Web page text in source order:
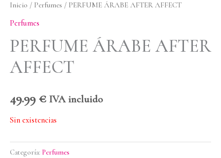
Inicio / Perfumes / PERFUME ÁRABE AFTER AFFECT
Perfumes
PERFUME ÁRABE AFTER
AFFECT
49.99 € IVA incluido
Sin existencias
Categoría: Perfumes